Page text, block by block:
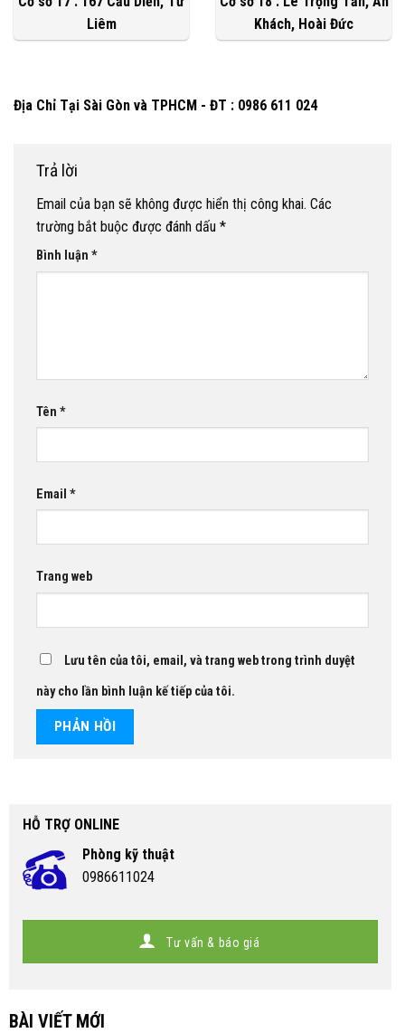
Liêm
Khách, Hoài Đức
Địa Chỉ Tại Sài Gòn và TPHCM - ĐT : 0986 611 024
Trả lời
Email của bạn sẽ không được hiển thị công khai. Các
trường bắt buộc được đánh dấu *
Bình luận *
Tên *
Email *
Trang web
Lưu tên của tôi, email, và trang web trong trình duyệt
này cho lần bình luận kế tiếp của tôi.
HỖ TRỢ ONLINE
Phòng kỹ thuật
0986611024
Tư vấn & báo giá
BÀI VIẾT MỚI